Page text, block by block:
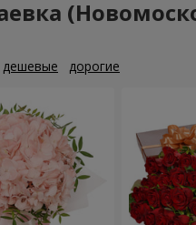
дешевые дорогие